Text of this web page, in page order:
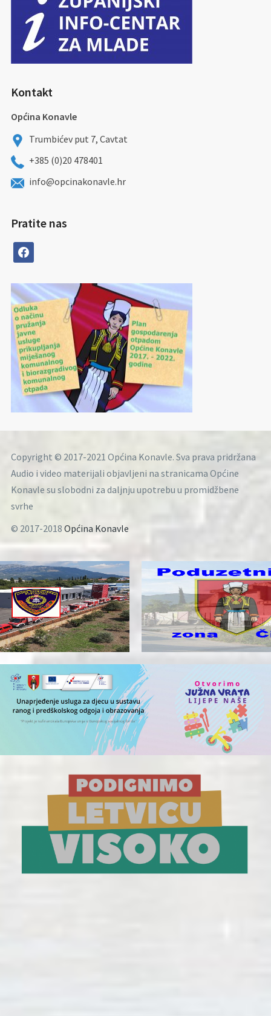
Kontakt
Općina Konavle
Trumbićev put 7, Cavtat
+385 (0)20 478401
info@opcinakonavle.hr
Pratite nas
facebook
Copyright © 2017-2021 Općina Konavle. Sva prava pridržana
Audio i video materijali objavljeni na stranicama Općine
Konavle su slobodni za daljnju upotrebu u promidžbene
svrhe
© 2017-2018 Općina Konavle